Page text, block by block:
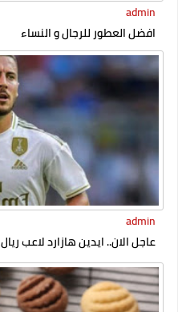
admin
افضل العطور للرجال و النساء
admin
عاجل الان.. ايدين هازارد لاعب
إسلامه رسميا